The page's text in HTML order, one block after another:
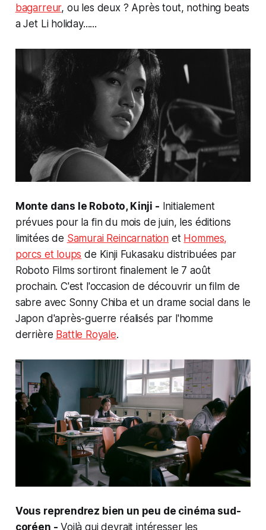
bagarreur, ou les deux ? Après tout, nothing beats
a Jet Li holiday......
Monte dans le Roboto, Kinji - Initialement
prévues pour la fin du mois de juin, les éditions
limitées de Samurai Reincarnation et Hommes,
porcs et loups de Kinji Fukasaku distribuées par
Roboto Films sortiront finalement le 7 août
prochain. C'est l'occasion de découvrir un film de
sabre avec Sonny Chiba et un drame social dans le
Japon d'après-guerre réalisés par l'homme
derrière Battle Royale.
Vous reprendrez bien un peu de cinéma sud-
coréen - Voilà qui devrait intéresser les